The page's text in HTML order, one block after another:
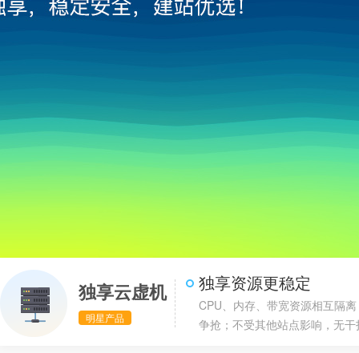
独享云虚机
明星产品
独享资源更稳定
CPU、内存、带宽资源相互隔
争抢；不受其他站点影响，无干